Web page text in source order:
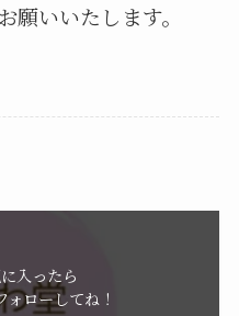
願いいたします。
入ったら
ローしてね！